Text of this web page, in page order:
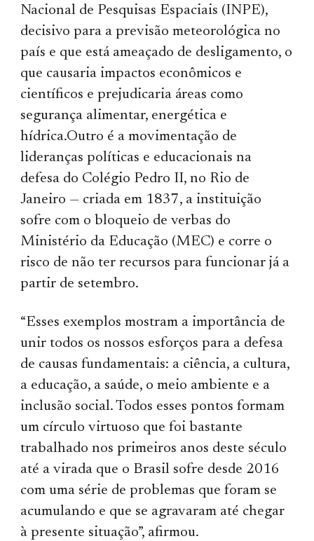
Nacional de Pesquisas Espaciais (INPE),
decisivo para a previsão meteorológica no
país e que está ameaçado de desligamento, o
que causaria impactos econômicos e
científicos e prejudicaria áreas como
segurança alimentar, energética e
hídrica.Outro é a movimentação de
lideranças políticas e educacionais na
defesa do Colégio Pedro II, no Rio de
Janeiro — criada em 1837, a instituição
sofre com o bloqueio de verbas do
Ministério da Educação (MEC) e corre o
risco de não ter recursos para funcionar já a
partir de setembro.
“Esses exemplos mostram a importância de
unir todos os nossos esforços para a defesa
de causas fundamentais: a ciência, a cultura,
a educação, a saúde, o meio ambiente e a
inclusão social. Todos esses pontos formam
um círculo virtuoso que foi bastante
trabalhado nos primeiros anos deste século
até a virada que o Brasil sofre desde 2016
com uma série de problemas que foram se
acumulando e que se agravaram até chegar
à presente situação”, afirmou.